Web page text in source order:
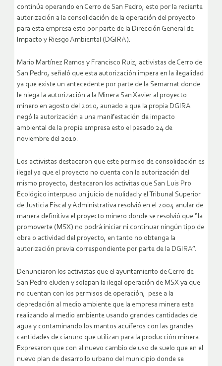
continúa operando en Cerro de San Pedro, esto por la reciente
autorización a la consolidación de la operación del proyecto
para esta empresa esto por parte de la Dirección General de
Impacto y Riesgo Ambiental (DGIRA).
Mario Martínez Ramos y Francisco Ruiz, activistas de Cerro de
San Pedro, señaló que esta autorización impera en la ilegalidad
ya que existe un antecedente por parte de la Semarnat donde
le niega la autorización a la Minera San Xavier al proyecto
minero en agosto del 2010, aunado a que la propia DGIRA
negó la autorización a una manifestación de impacto
ambiental de la propia empresa esto el pasado 24 de
noviembre del 2010.
Los activistas destacaron que este permiso de consolidación es
ilegal ya que el proyecto no cuenta con la autorización del
mismo proyecto, destacaron los activitas que San Luis Pro
Ecológico interpuso un juicio de nulidad y el Tribunal Superior
de Justicia Fiscal y Administrativa resolvió en el 2004 anular de
manera definitiva el proyecto minero donde se resolvió que “la
promoverte (MSX) no podrá iniciar ni continuar ningún tipo de
obra o actividad del proyecto, en tanto no obtenga la
autorización previa correspondiente por parte de la DGIRA”.
Denunciaron los activistas que el ayuntamiento de Cerro de
San Pedro eluden y solapan la ilegal operación de MSX ya que
no cuentan con los permisos de operación, pese a la
depredación al medio ambiente que la empresa minera esta
realizando al medio ambiente usando grandes cantidades de
agua y contaminando los mantos acuíferos con las grandes
cantidades de cianuro que utilizan para la producción minera.
Expresaron que con al nuevo cambio de uso de suelo que en el
nuevo plan de desarrollo urbano del municipio donde se